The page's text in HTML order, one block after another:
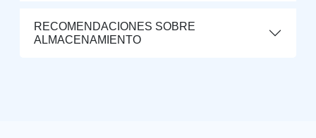
RECOMENDACIONES SOBRE
ALMACENAMIENTO